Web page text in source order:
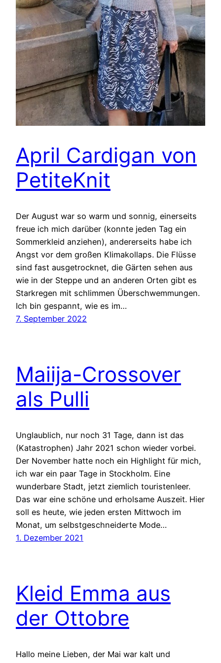
April Cardigan von
PetiteKnit
Der August war so warm und sonnig, einerseits
freue ich mich darüber (konnte jeden Tag ein
Sommerkleid anziehen), andererseits habe ich
Angst vor dem großen Klimakollaps. Die Flüsse
sind fast ausgetrocknet, die Gärten sehen aus
wie in der Steppe und an anderen Orten gibt es
Starkregen mit schlimmen Überschwemmungen.
Ich bin gespannt, wie es im…
7. September 2022
Maiija-Crossover
als Pulli
Unglaublich, nur noch 31 Tage, dann ist das
(Katastrophen) Jahr 2021 schon wieder vorbei.
Der November hatte noch ein Highlight für mich,
ich war ein paar Tage in Stockholm. Eine
wunderbare Stadt, jetzt ziemlich touristenleer.
Das war eine schöne und erholsame Auszeit. Hier
soll es heute, wie jeden ersten Mittwoch im
Monat, um selbstgeschneiderte Mode…
1. Dezember 2021
Kleid Emma aus
der Ottobre
Hallo meine Lieben, der Mai war kalt und